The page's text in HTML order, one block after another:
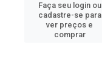
Faça seu login ou
cadastre-se para
ver preços e
comprar